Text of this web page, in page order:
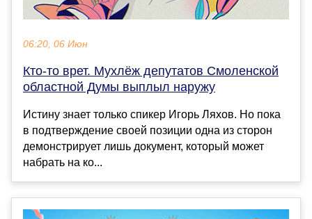
06:20, 06 Июн
Кто-то врет. Мухлёж депутатов Смоленской
областной Думы выплыл наружу
Истину знает только спикер Игорь Ляхов. Но пока
в подтверждение своей позиции одна из сторон
демонстрирует лишь документ, который может
набрать на ко...